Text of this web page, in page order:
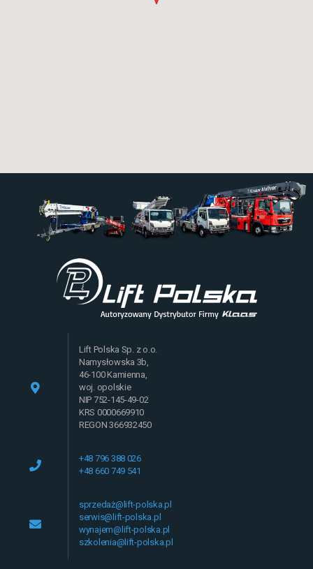
Lift Polska Sp. z o.o.
Namysłowska 3b,
46-100 Kamienna,
woj. opolskie
NIP 752-145-49-02
KRS 0000669910
REGON 366932450
+48 796 388 026
+48 660 749 541
sprzedaż@lift-polska.pl
serwis@lift-polska.pl
wynajem@lift-polska.pl
szkolenia@lift-polska.pl